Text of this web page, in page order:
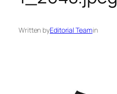
Written byEditorial Teamin